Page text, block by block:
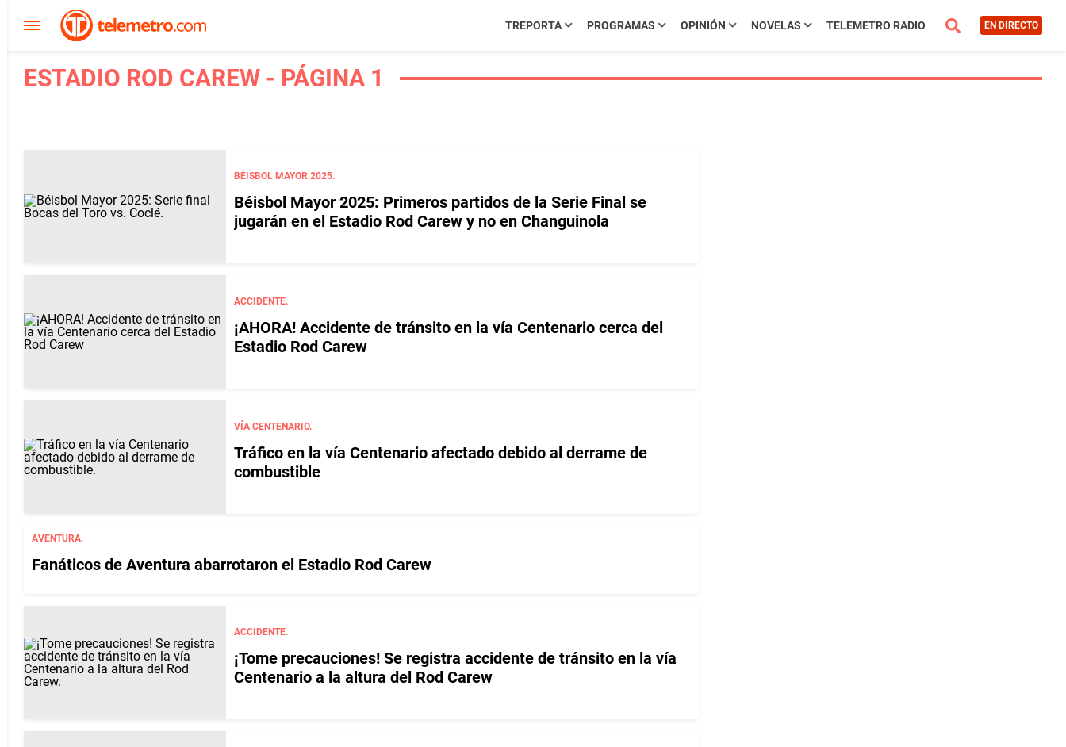
TREPORTA PROGRAMAS OPINIÓN NOVELAS TELEMETRO RADIO EN DIRECTO
ESTADIO ROD CAREW - PÁGINA 1
BÉISBOL MAYOR 2025.
Béisbol Mayor 2025: Primeros partidos de la Serie Final se
jugarán en el Estadio Rod Carew y no en Changuinola
ACCIDENTE.
¡AHORA! Accidente de tránsito en la vía Centenario cerca del
Estadio Rod Carew
VÍA CENTENARIO.
Tráfico en la vía Centenario afectado debido al derrame de
combustible
AVENTURA.
Fanáticos de Aventura abarrotaron el Estadio Rod Carew
ACCIDENTE.
¡Tome precauciones! Se registra accidente de tránsito en la vía
Centenario a la altura del Rod Carew